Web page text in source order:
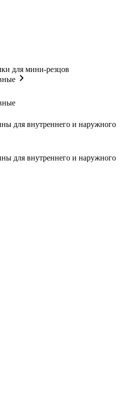
для мини-резцов
для внутреннего и наружного
для внутреннего и наружного